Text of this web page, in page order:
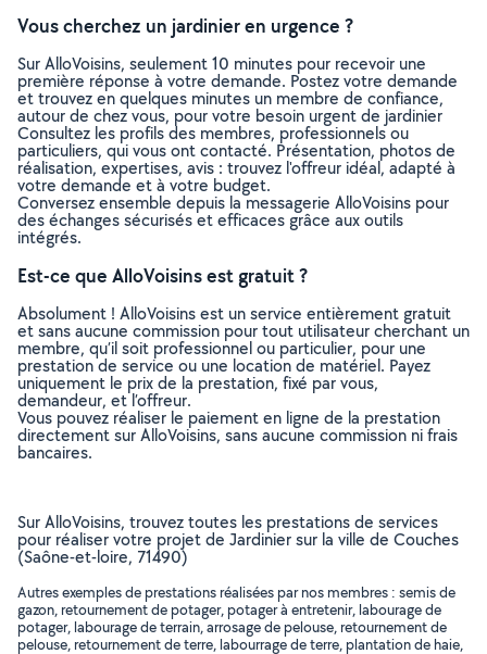
Vous cherchez un jardinier en urgence ?
Sur AlloVoisins, seulement 10 minutes pour recevoir une
première réponse à votre demande. Postez votre demande
et trouvez en quelques minutes un membre de confiance,
autour de chez vous, pour votre besoin urgent de jardinier
Consultez les profils des membres, professionnels ou
particuliers, qui vous ont contacté. Présentation, photos de
réalisation, expertises, avis : trouvez l'offreur idéal, adapté à
votre demande et à votre budget.
Conversez ensemble depuis la messagerie AlloVoisins pour
des échanges sécurisés et efficaces grâce aux outils
intégrés.
Est-ce que AlloVoisins est gratuit ?
Absolument ! AlloVoisins est un service entièrement gratuit
et sans aucune commission pour tout utilisateur cherchant un
membre, qu’il soit professionnel ou particulier, pour une
prestation de service ou une location de matériel. Payez
uniquement le prix de la prestation, fixé par vous,
demandeur, et l’offreur.
Vous pouvez réaliser le paiement en ligne de la prestation
directement sur AlloVoisins, sans aucune commission ni frais
bancaires.
Sur AlloVoisins, trouvez toutes les prestations de services
pour réaliser votre projet de Jardinier sur la ville de Couches
(Saône-et-loire, 71490)
Autres exemples de prestations réalisées par nos membres : semis de
gazon, retournement de potager, potager à entretenir, labourage de
potager, labourage de terrain, arrosage de pelouse, retournement de
pelouse, retournement de terre, labourrage de terre, plantation de haie,